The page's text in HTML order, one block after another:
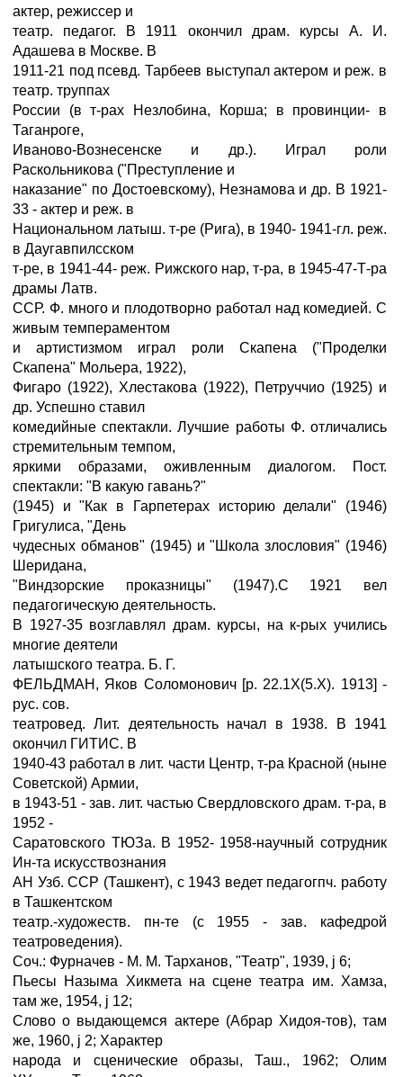
актер, режиссер и
театр. педагог. В 1911 окончил драм. курсы А. И.
Адашева в Москве. В
1911-21 под псевд. Тарбеев выступал актером и реж. в
театр. труппах
России (в т-рах Незлобина, Корша; в провинции- в
Таганроге,
Иваново-Вознесенске и др.). Играл роли
Раскольникова ("Преступление и
наказание" по Достоевскому), Незнамова и др. В 1921-
33 - актер и реж. в
Национальном латыш. т-ре (Рига), в 1940- 1941-гл. реж.
в Даугавпилсском
т-ре, в 1941-44- реж. Рижского нар, т-ра, в 1945-47-Т-ра
драмы Латв.
ССР. Ф. много и плодотворно работал над комедией. С
живым темпераментом
и артистизмом играл роли Скапена ("Проделки
Скапена" Мольера, 1922),
Фигаро (1922), Хлестакова (1922), Петруччио (1925) и
др. Успешно ставил
комедийные спектакли. Лучшие работы Ф. отличались
стремительным темпом,
яркими образами, оживленным диалогом. Пост.
спектакли: "В какую гавань?"
(1945) и "Как в Гарпетерах историю делали" (1946)
Григулиса, "День
чудесных обманов" (1945) и "Школа злословия" (1946)
Шеридана,
"Виндзорские проказницы" (1947).С 1921 вел
педагогическую деятельность.
В 1927-35 возглавлял драм. курсы, на к-рых учились
многие деятели
латышского театра. Б. Г.
ФЕЛЬДМАН, Яков Соломонович [р. 22.1Х(5.Х). 1913] -
рус. сов.
театровед. Лит. деятельность начал в 1938. В 1941
окончил ГИТИС. В
1940-43 работал в лит. части Центр, т-ра Красной (ныне
Советской) Армии,
в 1943-51 - зав. лит. частью Свердловского драм. т-ра, в
1952 -
Саратовского ТЮЗа. В 1952- 1958-научный сотрудник
Ин-та искусствознания
АН Узб. ССР (Ташкент), с 1943 ведет педагогпч. работу
в Ташкентском
театр.-художеств. пн-те (с 1955 - зав. кафедрой
театроведения).
Соч.: Фурначев - М. М. Тарханов, "Театр", 1939, ј 6;
Пьесы Назыма Хикмета на сцене театра им. Хамза,
там же, 1954, ј 12;
Слово о выдающемся актере (Абрар Хидоя-тов), там
же, 1960, ј 2; Характер
народа и сценические образы, Таш., 1962; Олим